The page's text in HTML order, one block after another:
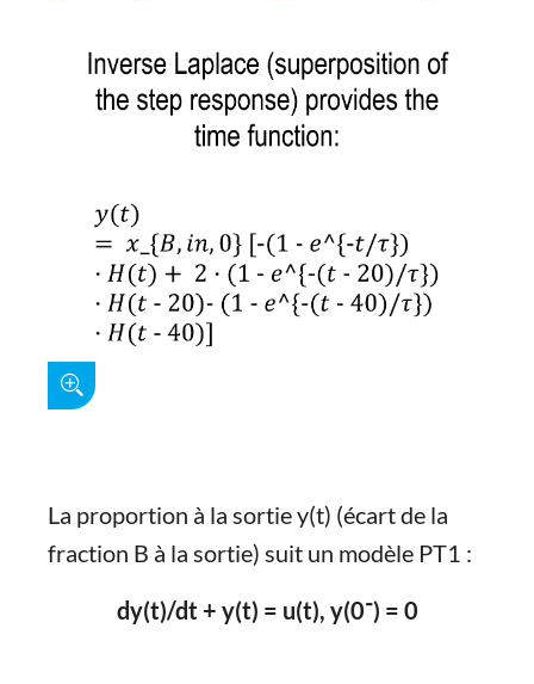
La proportion à la sortie y(t) (écart de la
fraction B à la sortie) suit un modèle PT1 :
dy(t)/dt + y(t) = u(t), y(0⁻) = 0